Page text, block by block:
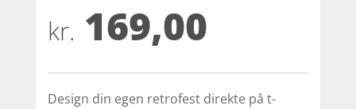
på
kundebedø
kr. 169,00
Design din egen retrofest direkte på t-